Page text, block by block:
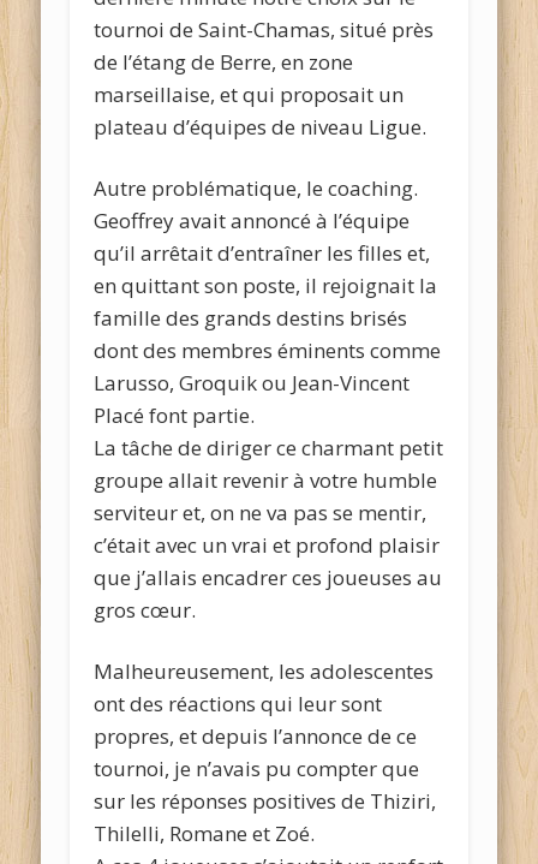
tournoi de Saint-Chamas, situé près
de l’étang de Berre, en zone
marseillaise, et qui proposait un
plateau d’équipes de niveau Ligue.
Autre problématique, le coaching.
Geoffrey avait annoncé à l’équipe
qu’il arrêtait d’entraîner les filles et,
en quittant son poste, il rejoignait la
famille des grands destins brisés
dont des membres éminents comme
Larusso, Groquik ou Jean-Vincent
Placé font partie.
La tâche de diriger ce charmant petit
groupe allait revenir à votre humble
serviteur et, on ne va pas se mentir,
c’était avec un vrai et profond plaisir
que j’allais encadrer ces joueuses au
gros cœur.
Malheureusement, les adolescentes
ont des réactions qui leur sont
propres, et depuis l’annonce de ce
tournoi, je n’avais pu compter que
sur les réponses positives de Thiziri,
Thilelli, Romane et Zoé.